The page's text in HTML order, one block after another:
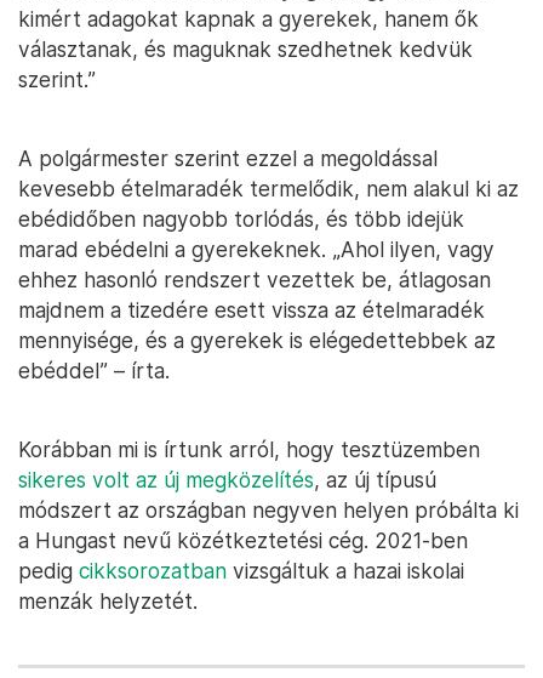
kimért adagokat kapnak a gyerekek, hanem ők
választanak, és maguknak szedhetnek kedvük
szerint.”
A polgármester szerint ezzel a megoldással
kevesebb ételmaradék termelődik, nem alakul ki az
ebédidőben nagyobb torlódás, és több idejük
marad ebédelni a gyerekeknek. „Ahol ilyen, vagy
ehhez hasonló rendszert vezettek be, átlagosan
majdnem a tizedére esett vissza az ételmaradék
mennyisége, és a gyerekek is elégedettebbek az
ebéddel” – írta.
Korábban mi is írtunk arról, hogy tesztüzemben
sikeres volt az új megközelítés, az új típusú
módszert az országban negyven helyen próbálta ki
a Hungast nevű közétkeztetési cég. 2021-ben
pedig cikksorozatban vizsgáltuk a hazai iskolai
menzák helyzetét.